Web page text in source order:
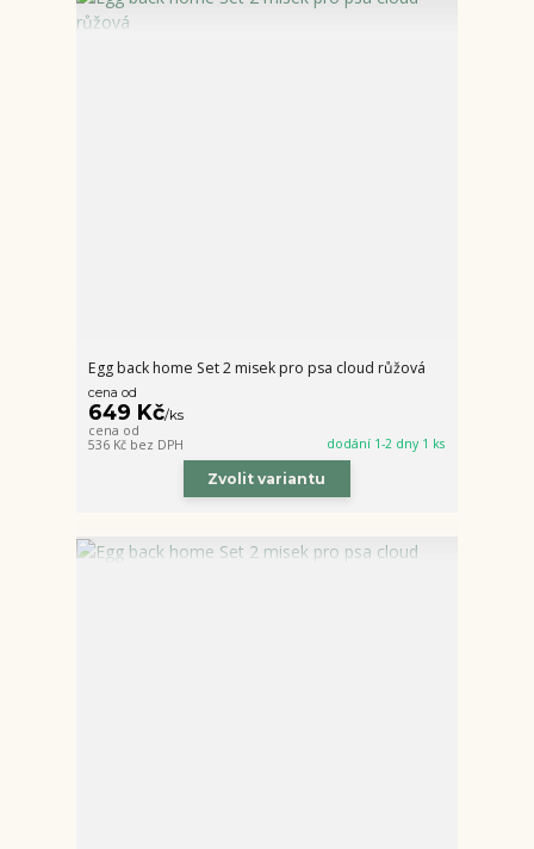
Egg back home Set 2 misek pro psa cloud růžová
cena od
649 Kč/ks
cena od
536 Kč bez DPH dodání 1-2 dny 1 ks
Zvolit variantu